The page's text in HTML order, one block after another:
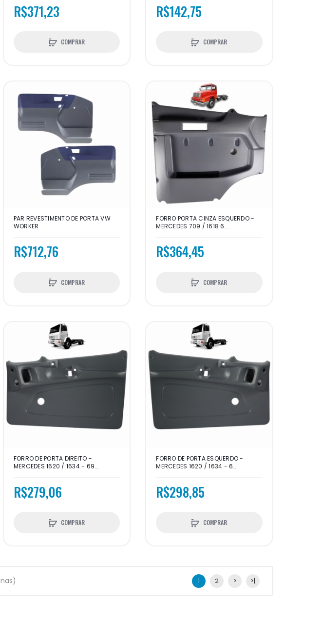
R$371,23
COMPRAR
R$142,75
COMPRAR
PAR REVESTIMENTO DE PORTA VW
WORKER
R$712,76
COMPRAR
FORRO PORTA CINZA ESQUERDO -
MERCEDES 709 / 1618 6...
R$364,45
COMPRAR
FORRO DE PORTA DIREITO -
MERCEDES 1620 / 1634 - 69...
R$279,06
COMPRAR
FORRO DE PORTA ESQUERDO -
MERCEDES 1620 / 1634 - 6...
R$298,85
COMPRAR
1 2 > >|